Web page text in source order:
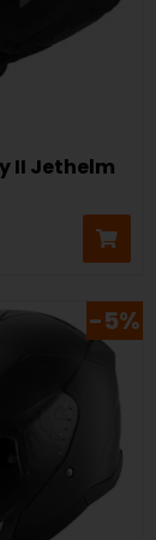
II Jethelm
-5%